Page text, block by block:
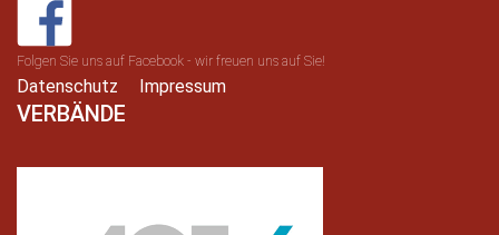
Folgen Sie uns auf Facebook - wir freuen uns auf Sie!
Datenschutz Impressum
VERBÄNDE